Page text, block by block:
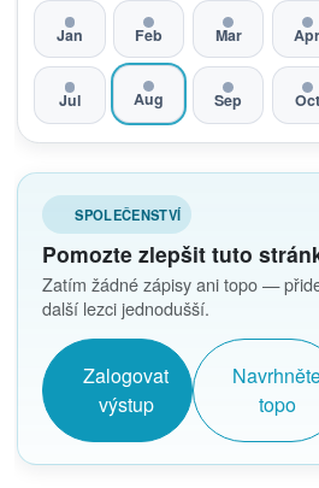
Jan Feb Mar Apr
Jul Aug Sep Oct
SPOLEČENSTVÍ
Pomozte zlepšit tuto
Zatím žádné zápisy ani topo —
další lezci jednodušší.
Zalogovat
výstup
topo